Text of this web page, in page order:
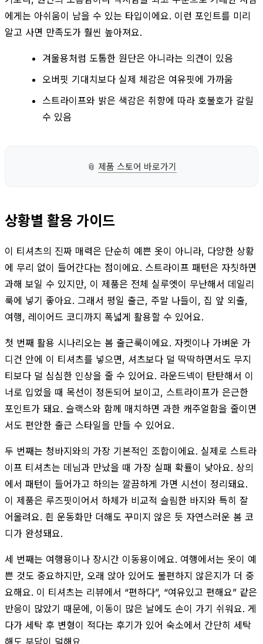
에게는 아쉬움이 남을 수 있는 타입이에요. 이런 포인트를 미리
알고 사면 만족도가 훨씬 높아져요.
겨울용처럼 도톰한 원단은 아니라는 의견이 있음
오버핏 기대치보다 실제 체감은 여유핏에 가까움
스트라이프와 밝은 색감은 취향에 따라 호불호가 갈릴
수 있음
📎 제품 스토어 바로가기
상황별 활용 가이드
이 티셔츠의 진짜 매력은 단순히 예쁜 옷이 아니라, 다양한 상황
에 무리 없이 들어간다는 점이에요. 스트라이프 패턴은 자칫하면
과해 보일 수 있지만, 이 제품은 전체 실루엣이 무난해서 데일리
룩에 넣기 좋아요. 그래서 평일 출근, 주말 나들이, 집 앞 외출,
여행, 레이어드 코디까지 폭넓게 활용할 수 있어요.
첫 번째 활용 시나리오는 봄 출근룩이에요. 자켓이나 가벼운 가
디건 안에 이 티셔츠를 넣으면, 셔츠보다 덜 딱딱하면서도 무지
티보다 덜 심심한 인상을 줄 수 있어요. 라운드넥이 탄탄해서 이
너로 입었을 때 목선이 정돈되어 보이고, 스트라이프가 은근한
포인트가 돼요. 슬랙스와 함께 매치하면 과한 캐주얼함을 줄이면
서도 편안한 출근 스타일을 만들 수 있어요.
두 번째는 청바지와의 가장 기본적인 조합이에요. 실제로 스트라
이프 티셔츠는 데님과 만났을 때 가장 실패 확률이 낮아요. 상의
에서 패턴이 들어가고 하의는 깔끔하게 가면 시선이 정리돼요.
이 제품은 루즈핏이어서 하체가 비교적 슬림한 바지와 특히 잘
어울려요. 흰 운동화만 더해도 꾸미지 않은 듯 자연스러운 봄 코
디가 완성돼요.
세 번째는 여행용이나 장시간 이동용이에요. 여행에서는 옷이 예
쁜 것도 중요하지만, 오래 앉아 있어도 불편하지 않은지가 더 중
요해요. 이 티셔츠는 리뷰에서 “편하다”, “여유있고 편해요” 같은
반응이 많았기 때문에, 이동이 많은 날에도 손이 가기 쉬워요. 게
다가 세탁 후 변형이 적다는 후기가 있어 숙소에서 간단히 세탁
해도 부담이 덜해요.